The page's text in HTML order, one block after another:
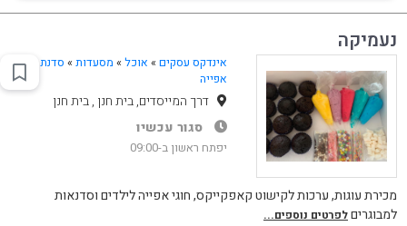
נעמיקה
אינדקס עסקים » אוכל» מסעדות» סדנת
אפייה
דרך המייסדים, בית חנן , בית חנן
סגור עכשיו
יפתח ראשון ב-09:00
מכירת עוגות, ערכות לקישוט קאפקייקס, חוגי אפייה לילדים וסדנאות
למבוגריםלפרטים נוספים...